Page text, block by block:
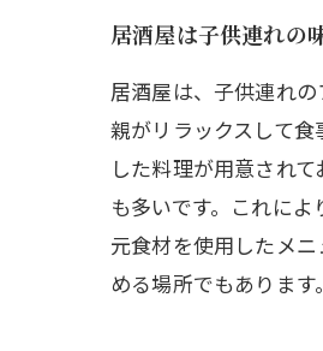
居酒屋は子供連れの
居酒屋は、子供連れ
親がリラックスして
した料理が用意され
も多いです。これに
元食材を使用したメ
める場所でもあります。